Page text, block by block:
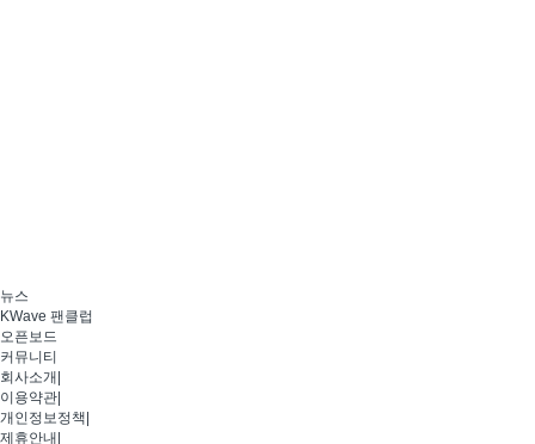
뉴스
KWave 팬클럽
오픈보드
커뮤니티
회사소개
이용약관
개인정보정책
제휴안내